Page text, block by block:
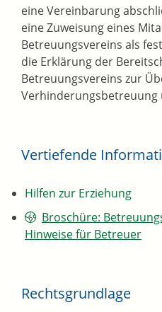
eine Vereinbarung
eine Zuweisung eines
Betreuungsvereins als
die Erklärung der
Betreuungsvereins zur
Verhinderungsbetreuung
Vertiefende
Hilfen zur Erziehung
Broschüre:
Hinweise für Betreuer
Rechtsgrundlage